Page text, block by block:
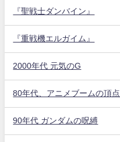
『聖戦士ダンバイン』
『重戦機エルガイム』
2000年代 元気のG
80年代、アニメブームの頂点
90年代 ガンダムの呪縛